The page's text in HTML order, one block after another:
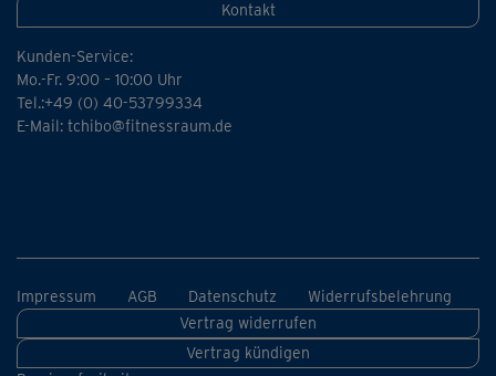
Kontakt
Kunden-Service:
Mo.-Fr. 9:00 – 10:00 Uhr
Tel.:+49 (0) 40-53799334
E-Mail: tchibo@fitnessraum.de
Impressum AGB Datenschutz
Widerrufsbelehrung
Vertrag widerrufen
Vertrag kündigen